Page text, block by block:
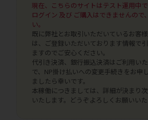
現在、こちらのサイトはテスト運用中で
ログイン 及び ご購入はできませんので
い。
既に弊社とお取引いただいているお客
は、ご登録いただいております情報で
ますのでご安心ください。
代引き決済、銀行振込決済はご利用い
で、NP掛け払いへの変更手続きをお申
ましたら幸いです。
本稼働につきましては、詳細が決まり
いたします。どうぞよろしくお願いいた